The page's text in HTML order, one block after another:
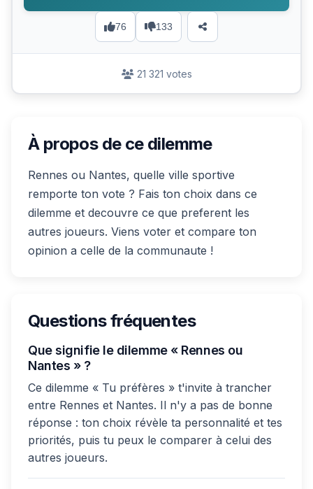
76 133
21 321 votes
À propos de ce dilemme
Rennes ou Nantes, quelle ville sportive
remporte ton vote ? Fais ton choix dans ce
dilemme et decouvre ce que preferent les
autres joueurs. Viens voter et compare ton
opinion a celle de la communaute !
Questions fréquentes
Que signifie le dilemme « Rennes ou
Nantes » ?
Ce dilemme « Tu préfères » t'invite à trancher
entre Rennes et Nantes. Il n'y a pas de bonne
réponse : ton choix révèle ta personnalité et tes
priorités, puis tu peux le comparer à celui des
autres joueurs.